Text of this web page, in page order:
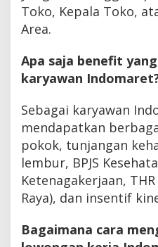
Toko, Kepala Toko,
Area.
Apa saja benefit
karyawan
Sebagai karyawan
mendapatkan
pokok, tunjangan
lembur, BPJS
Ketenagakerjaan,
Raya), dan insentif
Bagaimana cara